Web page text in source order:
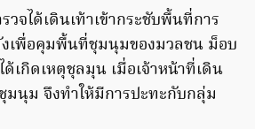
วจได้เดินเท้าเข้ากระชับพื้นที่การ
เพื่อคุมพื้นที่ชุมนุมของมวลชน ม็อบ
เกิดเหตุชุลมุน เมื่อเจ้าหน้าที่เดิน
มนุม จึงทำให้มีการปะทะกับกลุ่ม